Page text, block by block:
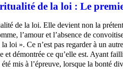
de la loi : Le
de la loi. Elle devient non la
l’amour et l’absence de
loi ». Ce n’est pas regarder à un
et démontrée ce qu’elle est. Ayant
mis à l’épreuve, lorsque la bonté